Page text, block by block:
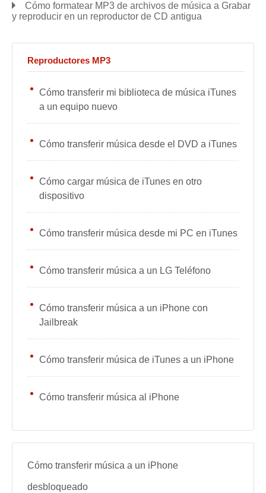
Cómo formatear MP3 de archivos de música a Grabar
y reproducir en un reproductor de CD antigua
Reproductores MP3
Cómo transferir mi biblioteca de música iTunes
a un equipo nuevo
Cómo transferir música desde el DVD a iTunes
Cómo cargar música de iTunes en otro
dispositivo
Cómo transferir música desde mi PC en iTunes
Cómo transferir música a un LG Teléfono
Cómo transferir música a un iPhone con
Jailbreak
Cómo transferir música de iTunes a un iPhone
Cómo transferir música al iPhone
Cómo transferir música a un iPhone
desbloqueado